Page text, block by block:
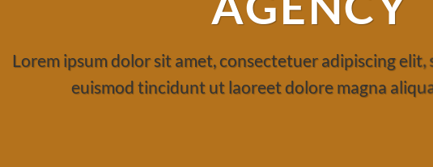
Lorem ipsum dolor sit amet, consectetuer adipiscing elit,
euismod tincidunt ut laoreet dolore magna